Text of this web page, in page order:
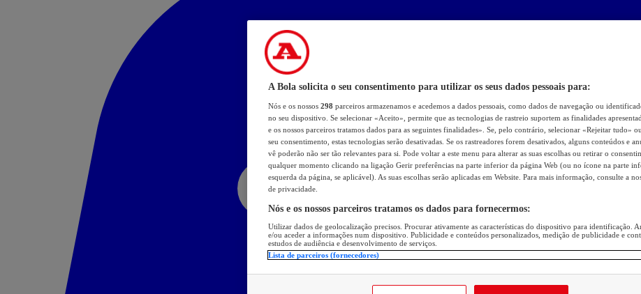
A Bola solicita o seu consentimento para utilizar os seus dados pessoais para:
Nós e os nossos 298 parceiros armazenamos e acedemos a dados pessoais, como dados de navegação ou
no seu dispositivo. Se selecionar «Aceito», permite que as tecnologias de rastreio suportem as finalidades
e os nossos parceiros tratamos dados para as seguintes finalidades». Se, pelo contrário, selecionar «Rejeitar tudo»
seu consentimento, estas tecnologias serão desativadas. Se os rastreadores forem desativados, alguns conteúdos e
vê poderão não ser tão relevantes para si. Pode voltar a este menu para alterar as suas escolhas ou retirar o
qualquer momento clicando na ligação Gerir preferências na parte inferior da página Web (ou no ícone na parte
esquerda da página, se aplicável). As suas escolhas serão aplicadas em Website. Para mais informação, consulte a
de privacidade.
Nós e os nossos parceiros tratamos os dados para fornecermos:
Utilizar dados de geolocalização precisos. Procurar ativamente as características do dispositivo para identificação.
e/ou aceder a informações num dispositivo. Publicidade e conteúdos personalizados, medição de publicidade e
estudos de audiência e desenvolvimento de serviços.
Lista de parceiros (fornecedores)